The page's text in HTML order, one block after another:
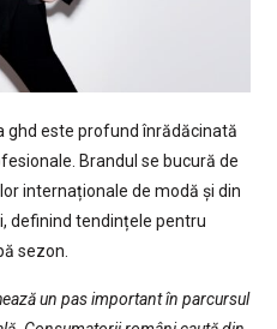
ghd este profund înrădăcinată
Brandul se bucură de
internaționale de modă și din
definind tendințele pentru
sezon.
un pas important în parcursul